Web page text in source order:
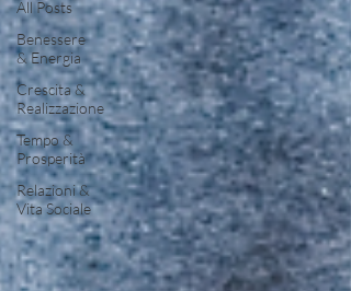
All Posts
Benessere
& Energia
Crescita &
Realizzazione
Tempo &
Prosperità
Relazioni &
Vita Sociale